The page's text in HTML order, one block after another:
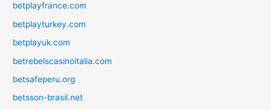
betplayfrance.com
betplayturkey.com
betplayuk.com
betrebelscasinoitalia.com
betsafeperu.org
betsson-brasil.net